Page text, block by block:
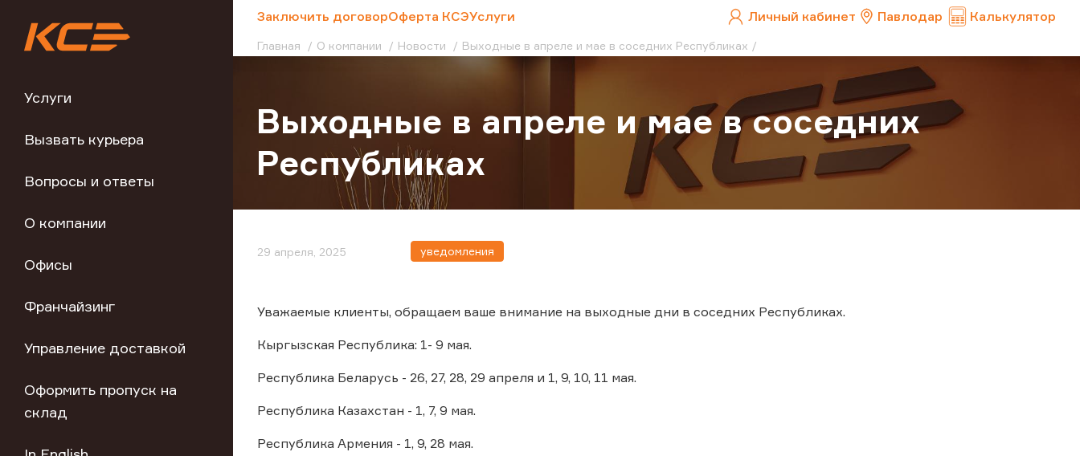
Услуги
Вызвать курьера
Вопросы и ответы
О компании
Офисы
Франчайзинг
Управление доставкой
Оформить пропуск на
склад
Заключить договорОферта КСЭУслуги Личный кабинет Павлодар Калькулятор
Главная О компании Новости Выходные в апреле и мае в соседних Республиках
Выходные в апреле и мае в соседних
Республиках
29 апреля, 2025 уведомления
Уважаемые клиенты, обращаем ваше внимание на выходные дни в соседних Республиках.
Кыргызская Республика: 1- 9 мая.
Республика Беларусь - 26, 27, 28, 29 апреля и 1, 9, 10, 11 мая.
Республика Казахстан - 1, 7, 9 мая.
Республика Армения - 1, 9, 28 мая.